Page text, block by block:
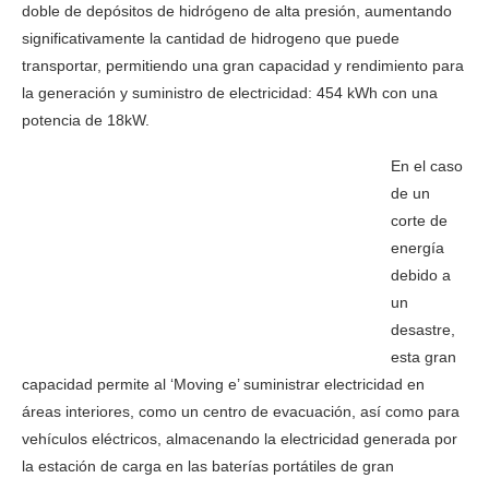
doble de depósitos de hidrógeno de alta presión, aumentando
significativamente la cantidad de hidrogeno que puede
transportar, permitiendo una gran capacidad y rendimiento para
la generación y suministro de electricidad: 454 kWh con una
potencia de 18kW.
En el caso
de un
corte de
energía
debido a
un
desastre,
esta gran
capacidad permite al ‘Moving e’ suministrar electricidad en
áreas interiores, como un centro de evacuación, así como para
vehículos eléctricos, almacenando la electricidad generada por
la estación de carga en las baterías portátiles de gran